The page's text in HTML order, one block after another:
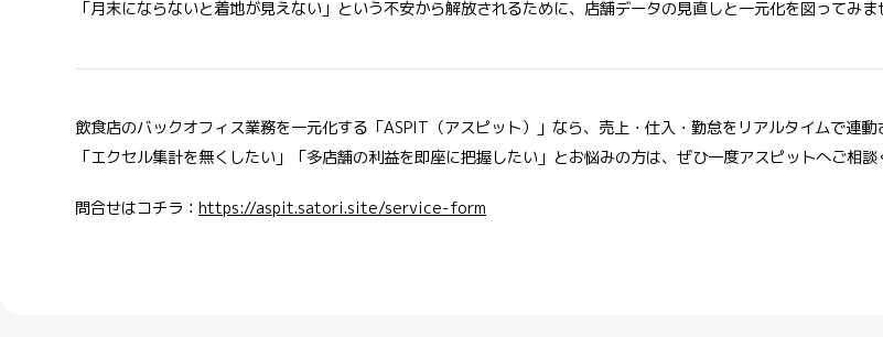
「月末にならないと着地が見えない」という不安から解放されるために、店舗データの見直しと一元化を図ってみま
飲食店のバックオフィス業務を一元化する「ASPIT（アスピット）」なら、売上・仕入・勤怠をリアルタイムで連動
「エクセル集計を無くしたい」「多店舗の利益を即座に把握したい」とお悩みの方は、ぜひ一度アスピットへご相談
問合せはコチラ： https://aspit.satori.site/service-form